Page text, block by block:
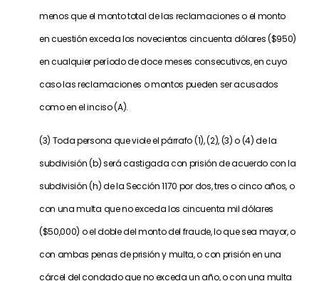
menos que el monto total de las reclamaciones o el monto
en cuestión exceda los novecientos cincuenta dólares ($950)
en cualquier período de doce meses consecutivos, en cuyo
caso las reclamaciones o montos pueden ser acusados
como en el inciso (A).
(3) Toda persona que viole el párrafo (1), (2), (3) o (4) de la
subdivisión (b) será castigada con prisión de acuerdo con la
subdivisión (h) de la Sección 1170 por dos, tres o cinco años, o
con una multa que no exceda los cincuenta mil dólares
($50,000) o el doble del monto del fraude, lo que sea mayor, o
con ambas penas de prisión y multa, o con prisión en una
cárcel del condado que no exceda un año, o con una multa